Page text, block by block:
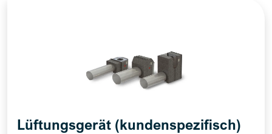
Lüftungsgerät (kundenspezifisch)